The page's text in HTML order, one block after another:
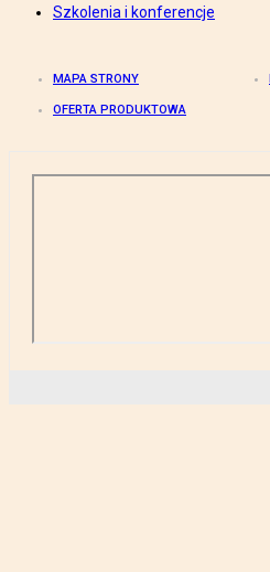
Szkolenia i konferencje
MAPA STRONY
OFERTA PRODUKTOWA